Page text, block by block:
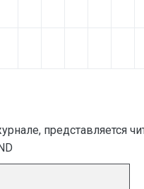
представляется